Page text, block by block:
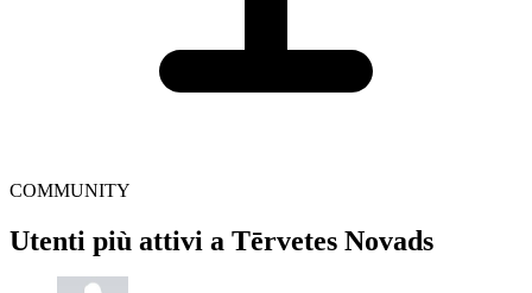
COMMUNITY
Utenti più attivi a Tērvetes Novads